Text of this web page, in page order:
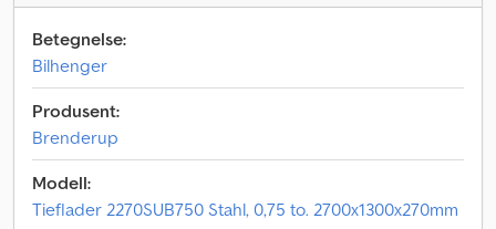
Betegnelse:
Bilhenger
Produsent:
Brenderup
Modell:
Tieflader 2270SUB750 Stahl, 0,75 to. 2700x1300x270mm